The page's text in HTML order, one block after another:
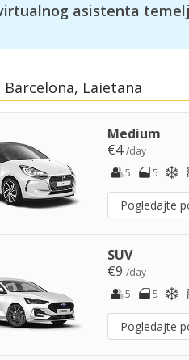
asistenta
Laietana
Medium
€4/day
5
5
Pogledajte
SUV
€9/day
5
5
Pogledajte